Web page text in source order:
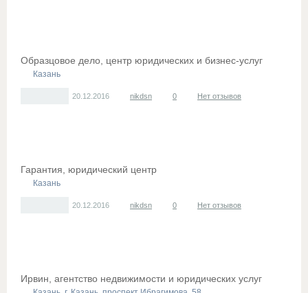
Образцовое дело, центр юридических и бизнес-услуг
Казань
20.12.2016 nikdsn 0 Нет отзывов
Гарантия, юридический центр
Казань
20.12.2016 nikdsn 0 Нет отзывов
Ирвин, агентство недвижимости и юридических услуг